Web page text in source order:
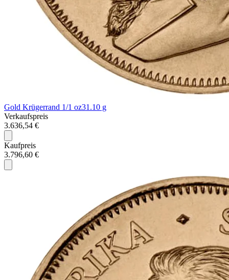
Gold Krügerrand 1/1 oz31.10 g
Verkaufspreis
3.636,54 €
Kaufpreis
3.796,60 €